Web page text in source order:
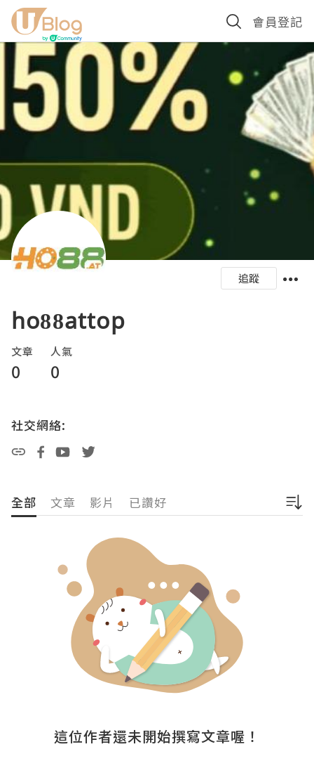
會員登記
追蹤
ho88attop
文章
0
人氣
0
社交網絡:
全部 文章 影片 已讚好
這位作者還未開始撰寫文章喔！